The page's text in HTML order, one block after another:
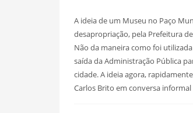
A ideia de um Museu no Paço
desapropriação, pela Prefeitura
Não da maneira como foi
saída da Administração Pública
cidade. A ideia agora,
Carlos Brito em conversa